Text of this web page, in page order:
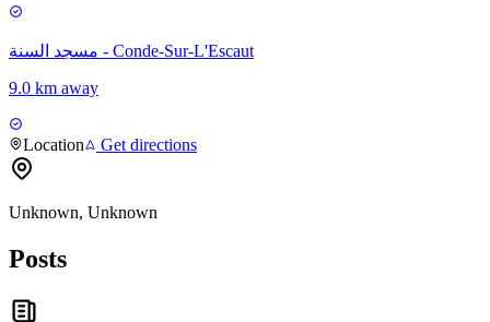
مسجد السنة - Conde-Sur-L'Escaut
9.0 km away
Location Get directions
Unknown, Unknown
Posts